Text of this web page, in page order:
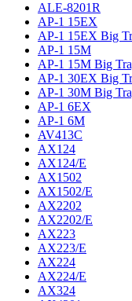
ALE-8201R
AP-1 15EX
AP-1 15EX Big
AP-1 15M
AP-1 15M Big
AP-1 30EX Big
AP-1 30M Big
AP-1 6EX
AP-1 6M
AV413C
AX124
AX124/E
AX1502
AX1502/E
AX2202
AX2202/E
AX223
AX223/E
AX224
AX224/E
AX324